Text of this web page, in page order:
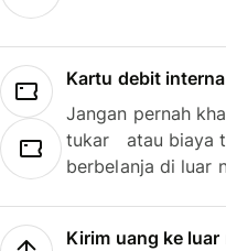
Kartu debit
Jangan pernah
tukar atau biaya
berbelanja di luar
Kirim uang ke